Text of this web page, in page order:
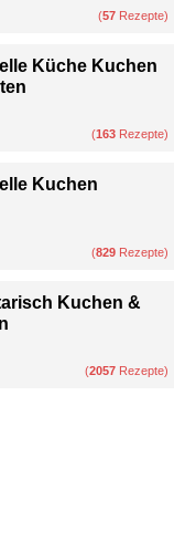
(57 Rezepte)
Küche Kuchen
(163 Rezepte)
Kuchen
(829 Rezepte)
Kuchen &
(2057 Rezepte)